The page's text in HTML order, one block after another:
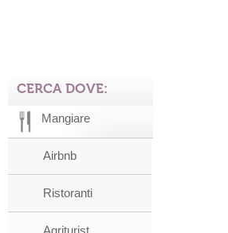
CERCA DOVE:
Mangiare
Airbnb
Ristoranti
Agriturist